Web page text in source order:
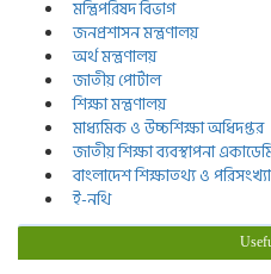
মন্ত্রিপরিষদ বিভাগ
জনপ্রশাসন মন্ত্রণালয়
অর্থ মন্ত্রণালয়
জাতীয় পোর্টাল
শিক্ষা মন্ত্রণালয়
মাধ্যমিক ও উচ্চশিক্ষা অধিদপ্তর
জাতীয় শিক্ষা ব্যবস্থাপনা
বাংলাদেশ শিক্ষাতথ্য ও
ই-নথি